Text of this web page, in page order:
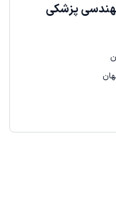
پزشکی